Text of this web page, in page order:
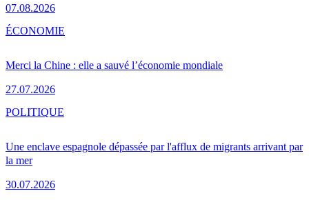
07.08.2026
Merci la Chine : elle a sauvé l’économie mondiale
27.07.2026
ÉCONOMIE
Une enclave espagnole dépassée par l'afflux de migrants arrivant par
la mer
30.07.2026
POLITIQUE